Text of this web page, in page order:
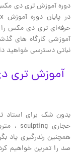
دوره آموزش تری دی
حرفه‌ای تری دی مکس را
آموزشی کارگاه های
نباتی دسترسی خواهید
آموزش تری
بدون شک برای استاد
همچنین رندرگیری یاد
صد را تمرین خواهیم